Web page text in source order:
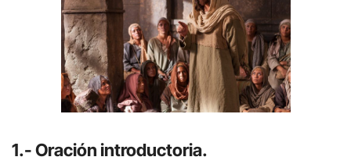
1.- Oración introductoria.